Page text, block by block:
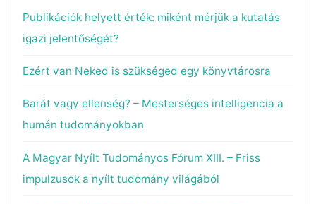
Publikációk helyett érték: miként mérjük a kutatás
igazi jelentőségét?
Ezért van Neked is szükséged egy könyvtárosra
Barát vagy ellenség? – Mesterséges intelligencia a
humán tudományokban
A Magyar Nyílt Tudományos Fórum XIII. – Friss
impulzusok a nyílt tudomány világából